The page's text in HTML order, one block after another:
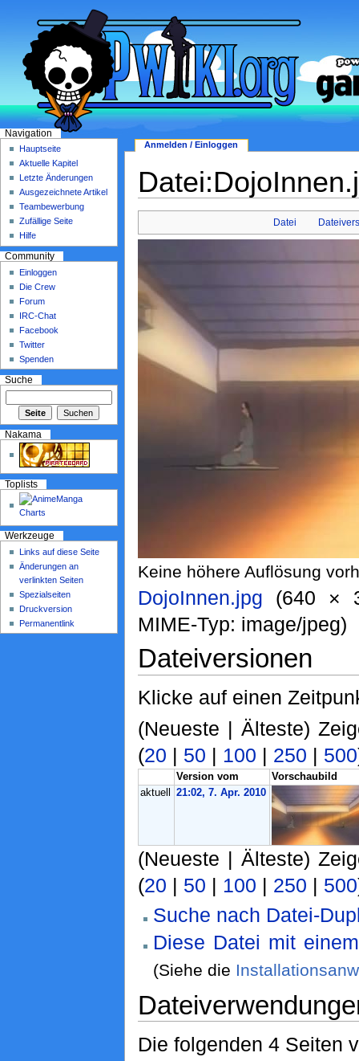
Datei
Keine höhere Auflösung
DojoInnen.jpg
(640 ×
MIME-Typ: image/jpeg)
Dateiversionen
Klicke auf einen
(Neueste | Älteste)
(20 | 50 | 100 | 250 | 500
Version vom
Vorschaubild
aktuell
21:02, 7. Apr. 2010
(Neueste | Älteste)
(20 | 50 | 100 | 250 | 500
Suche nach Datei-
Diese Datei mit
(Siehe die
Die folgenden 4 Seiten
Anmelden / Einloggen
Navigation
Hauptseite
Aktuelle Kapitel
Letzte Änderungen
Ausgezeichnete Artikel
Teambewerbung
Zufällige Seite
Hilfe
Community
Einloggen
Die Crew
Forum
IRC-Chat
Facebook
Twitter
Spenden
Suche
Nakama
Toplists
Werkzeuge
Links auf diese Seite
Änderungen an
verlinkten Seiten
Spezialseiten
Druckversion
Permanentlink